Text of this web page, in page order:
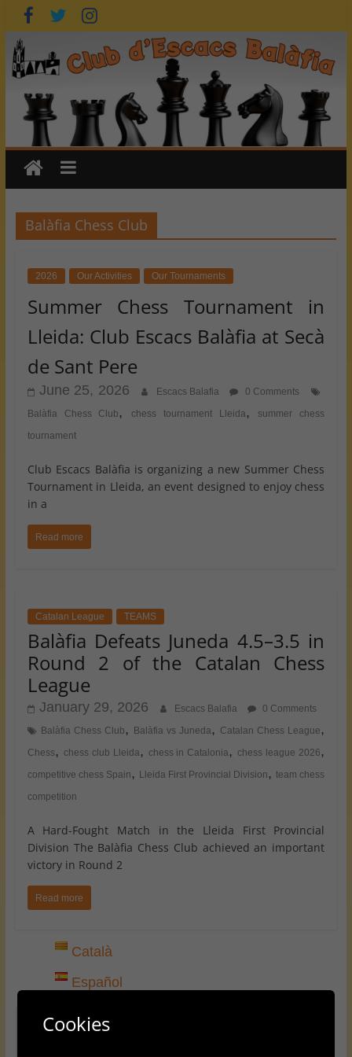
Skip
to
content
Balàfia Chess Club
2026 Our Activities Our Tournaments
Summer Chess Tournament in
Lleida: Club Escacs Balàfia at Secà
de Sant Pere
June 25, 2026 Escacs Balafia
0 Comments
Balàfia Chess Club, chess tournament Lleida,
summer chess
tournament
Club Escacs Balàfia is organizing a new Summer Chess
Tournament in Lleida, an event designed to enjoy chess
in a
Read more
Catalan League TEAMS
Balàfia Defeats Juneda 4.5–3.5 in
Round 2 of the Catalan Chess
League
January 29, 2026 Escacs Balafia
0 Comments
Balàfia Chess Club, Balàfia vs Juneda, Catalan Chess League,
Chess, chess club Lleida, chess in Catalonia, chess league 2026,
competitive chess Spain, Lleida First Provincial Division,team chess
competition
A Hard-Fought Match in the Lleida First Provincial
Division The Balàfia Chess Club achieved an important
victory in Round 2
Read more
Català
Español
Cookies